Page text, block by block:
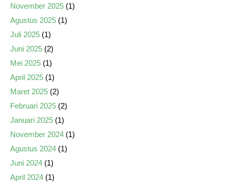
November 2025 (1)
Agustus 2025 (1)
Juli 2025 (1)
Juni 2025 (2)
Mei 2025 (1)
April 2025 (1)
Maret 2025 (2)
Februari 2025 (2)
Januari 2025 (1)
November 2024 (1)
Agustus 2024 (1)
Juni 2024 (1)
April 2024 (1)